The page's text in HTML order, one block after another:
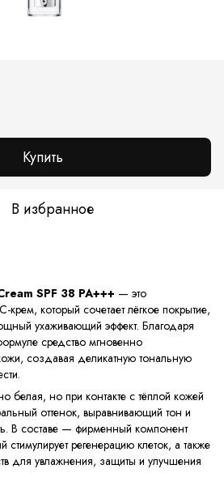
Купить
В избранное
SPF 38 PA+++ — это
который сочетает лёгкое покрытие,
ухаживающий эффект. Благодаря
средство мгновенно
создавая деликатную тональную
белая, но при контакте с тёплой кожей
оттенок, выравнивающий тон и
В составе — фирменный компонент
регенерацию клеток, а также
для увлажнения, защиты и улучшения